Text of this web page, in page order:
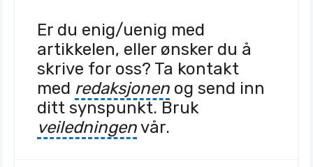
Er du enig/uenig med
artikkelen, eller ønsker du å
skrive for oss? Ta kontakt
med redaksjonen og send inn
ditt synspunkt. Bruk
veiledningenvår.